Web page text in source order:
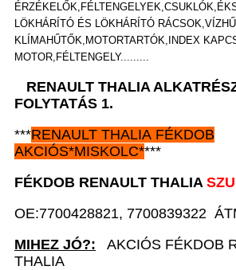
LÖKHÁRÍTÓ ÉS LÖKHÁRÍTÓ
KLÍMAHŰTŐK,MOTORTARTÓK,INDEX
MOTOR,FÉLTENGELY.........
RENAULT THALIA
FOLYTATÁS 1.
***RENAULT THALIA FÉKDOB
AKCIÓS*MISKOLC****
FÉKDOB RENAULT THALIA
OE:7700428821, 7700839322
MIHEZ JÓ?: AKCIÓS FÉKDOB
THALIA